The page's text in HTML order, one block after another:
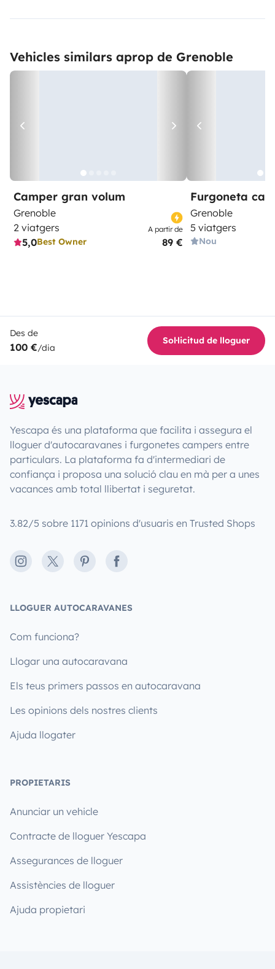
Vehicles similars aprop de Grenoble
Camper gran volum
Grenoble
2 viatgers
5,0Best Owner
A partir de
89 €
Furgoneta
Grenoble
5 viatgers
Nou
Des de
100 €/dia
Sol·licitud de lloguer
Yescapa és una plataforma que facilita i assegura el
lloguer d'autocaravanes i furgonetes campers entre
particulars. La plataforma fa d'intermediari de
confiança i proposa una solució clau en mà per a unes
vacances amb total llibertat i seguretat.
3.82/5 sobre 1171 opinions d'usuaris en Trusted Shops
Instagram
X PinterestFacebook
LLOGUER AUTOCARAVANES
Com funciona?
Llogar una autocaravana
Els teus primers passos en autocaravana
Les opinions dels nostres clients
Ajuda llogater
PROPIETARIS
Anunciar un vehicle
Contracte de lloguer Yescapa
Assegurances de lloguer
Assistències de lloguer
Ajuda propietari